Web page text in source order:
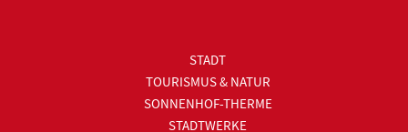
STADT
TOURISMUS & NATUR
SONNENHOF-THERME
STADTWERKE